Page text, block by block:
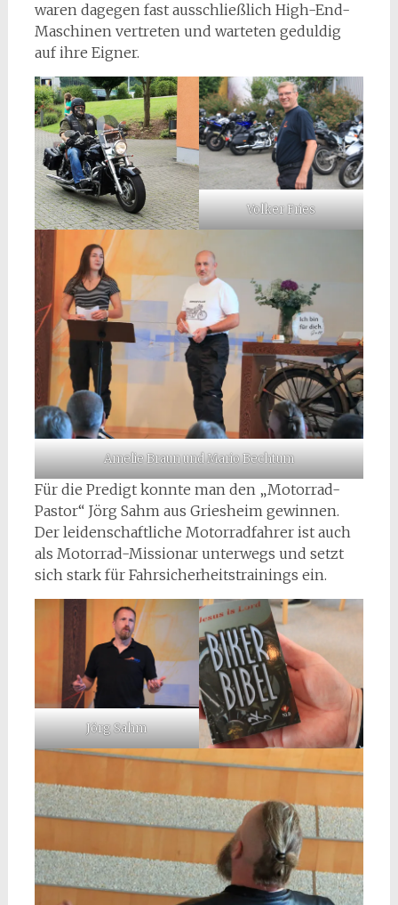
waren dagegen fast ausschließlich High-End-
Maschinen vertreten und warteten geduldig
auf ihre Eigner.
Volker Fries
Amelie Braun und Mario Bechtum
Für die Predigt konnte man den „Motorrad-
Pastor“ Jörg Sahm aus Griesheim gewinnen.
Der leidenschaftliche Motorradfahrer ist auch
als Motorrad-Missionar unterwegs und setzt
sich stark für Fahrsicherheitstrainings ein.
Jörg Sahm